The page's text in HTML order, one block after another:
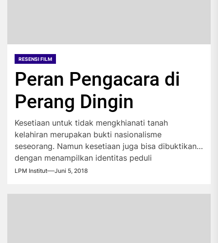
RESENSI FILM
Peran Pengacara di
Perang Dingin
Kesetiaan untuk tidak mengkhianati tanah
kelahiran merupakan bukti nasionalisme
seseorang. Namun kesetiaan juga bisa dibuktikan
dengan menampilkan identitas peduli
kemanusiaan...
LPM Institut Juni 5, 2018